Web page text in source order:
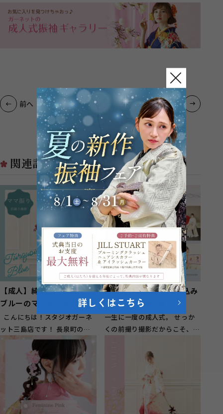
前へ 一覧へ戻る 次へ
関連記事
【成人】綺麗なターコイズ
ブルーのママ振りがお似合
いのお嬢様【長泉町】
こんにちは！スタジオガーネ
ット三島店です！ 長泉町のお
客様に多くご来店頂いておりま
成人式の前撮りで持ち込み
グッズと一緒に撮影！
一生に一度の成人式。 せっか
くの前撮り撮影だからこそ、振